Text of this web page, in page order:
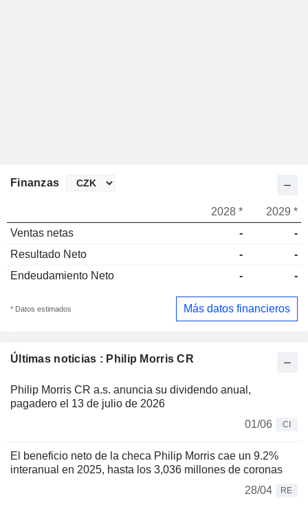
Últimas noticias : Philip Morris CR
Philip Morris CR a.s. anuncia su dividendo anual,
pagadero el 13 de julio de 2026
01/06
CI
El beneficio neto de la checa Philip Morris cae un 9.2%
interanual en 2025, hasta los 3,036 millones de coronas
28/04
RE
Finanzas
2028 *
2029 *
Ventas netas
-
-
Resultado Neto
-
-
Endeudamiento Neto
- -
* Datos estimados Más datos financieros